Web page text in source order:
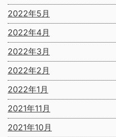
2022年5月
2022年4月
2022年3月
2022年2月
2022年1月
2021年11月
2021年10月